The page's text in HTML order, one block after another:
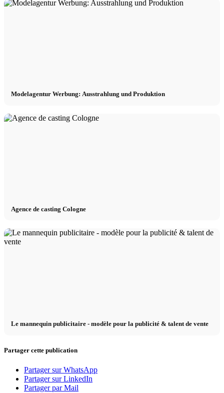
Modelagentur Werbung: Ausstrahlung und Produktion
Agence de casting Cologne
Le mannequin publicitaire - modèle pour la publicité & talent de vente
Partager cette publication
Partager sur WhatsApp
Partager sur LinkedIn
Partager par Mail